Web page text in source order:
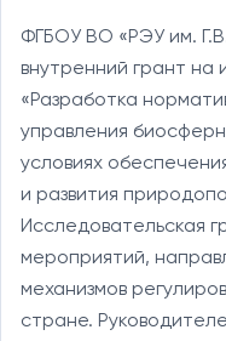
ФГБОУ ВО «РЭУ им.
внутренний грант на
«Разработка
управления
условиях
и развития
Исследовательская
мероприятий,
механизмов
стране.